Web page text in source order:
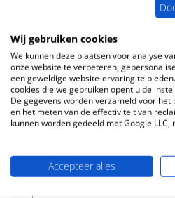
Productgalerij overslaan
Toebehoren
Nog 7 op voorraad!
Wij gebruiken cookies
We kunnen deze plaatsen voor analyse
onze website te verbeteren,
een geweldige website-ervaring te
cookies die we gebruiken opent u de
De gegevens worden verzameld voor
en het meten van de effectiviteit van
kunnen worden gedeeld met Google
Accepteer alles